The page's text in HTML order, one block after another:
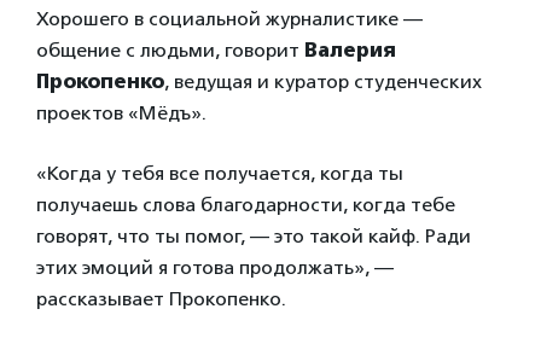
Хорошего в социальной журналистике —
общение с людьми, говорит Валерия
Прокопенко, ведущая и куратор студенческих
проектов «Мёдъ».
«Когда у тебя все получается, когда ты
получаешь слова благодарности, когда тебе
говорят, что ты помог, — это такой кайф. Ради
этих эмоций я готова продолжать», —
рассказывает Прокопенко.